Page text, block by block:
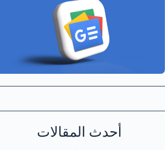
أحدث المقالات